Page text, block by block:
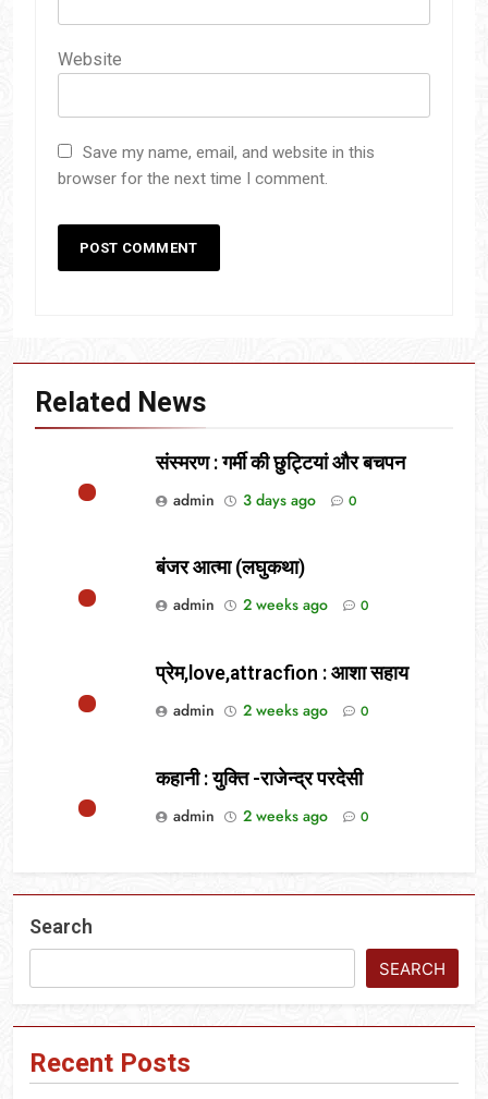
Website
Save my name, email, and website in this
browser for the next time I comment.
Related News
संस्मरण : गर्मी की छुट्टियां और बचपन
admin
3 days ago 0
बंजर आत्मा (लघुकथा)
admin
2 weeks ago 0
प्रेम,love,attracfion : आशा सहाय
admin
2 weeks ago 0
कहानी : युक्ति -राजेन्द्र परदेसी
admin
2 weeks ago 0
Search
SEARCH
Recent Posts